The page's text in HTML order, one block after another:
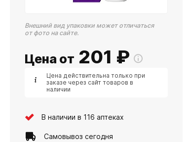
Внешний вид упаковки может отличаться
от фото на сайте.
Цена от 201 ₽
Цена действительна только при
заказе через сайт товаров в
наличии
В наличии в 116 аптеках
Самовывоз сегодня